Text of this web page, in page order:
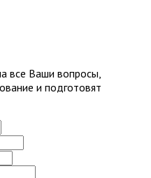
все Ваши вопросы,
и подготовят